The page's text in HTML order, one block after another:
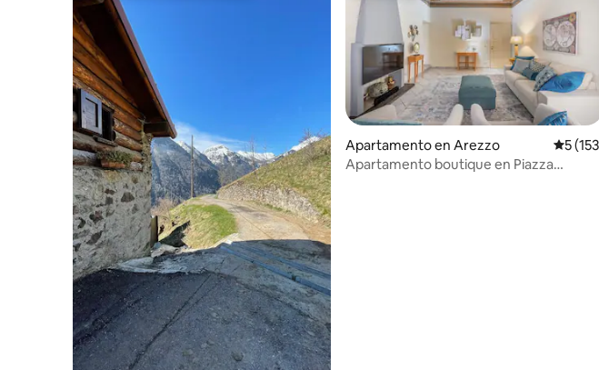
Apartamento en Arezzo
5
Apartamento boutique en Piazza